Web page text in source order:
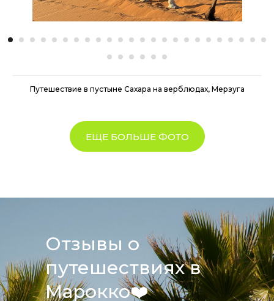
Путешествие в пустыне Сахара на верблюдах, Мерзуга
ЕЩЕ БОЛЬШЕ ФОТО
Отзывы о
путешествиях в
Марокко❤️